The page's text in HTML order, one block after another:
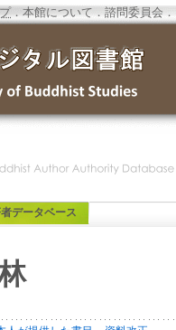
．本館について ．諮問委員会 ．
データベース